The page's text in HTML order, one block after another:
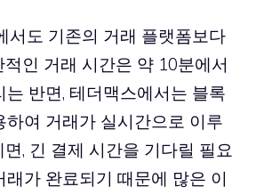
서도 기존의 거래 플랫폼보다
인 거래 시간은 약 10분에서
는 반면, 테더맥스에서는 블록
하여 거래가 실시간으로 이루
, 긴 결제 시간을 기다릴 필요
래가 완료되기 때문에 많은 이